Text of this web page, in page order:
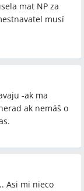
mat NP za
musí
-ak ma
ak nemáš o
Asi mi nieco